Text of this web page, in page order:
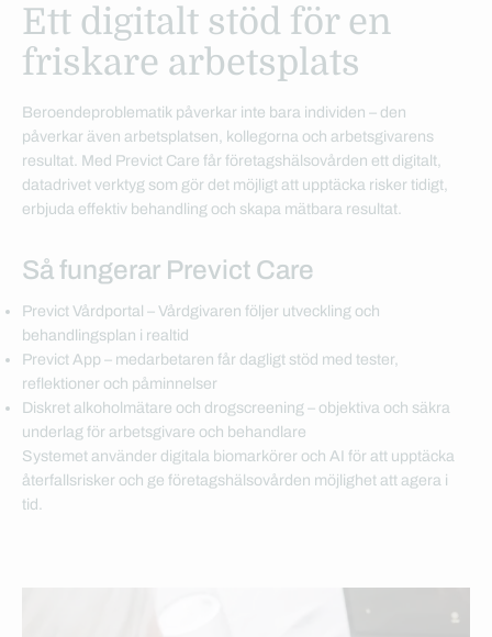
Ett digitalt stöd för en
friskare arbetsplats
Beroendeproblematik påverkar inte bara individen – den
påverkar även arbetsplatsen, kollegorna och arbetsgivarens
resultat. Med Previct Care får företagshälsovården ett digitalt,
datadrivet verktyg som gör det möjligt att upptäcka risker tidigt,
erbjuda effektiv behandling och skapa mätbara resultat.
Så fungerar Previct Care
Previct Vårdportal – Vårdgivaren följer utveckling och
behandlingsplan i realtid
Previct App – medarbetaren får dagligt stöd med tester,
reflektioner och påminnelser
Diskret alkoholmätare och drogscreening – objektiva och säkra
underlag för arbetsgivare och behandlare
Systemet använder digitala biomarkörer och AI för att upptäcka
återfallsrisker och ge företagshälsovården möjlighet att agera i
tid.